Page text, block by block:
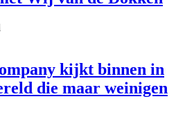
kijkt binnen in
die maar weinigen